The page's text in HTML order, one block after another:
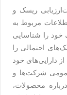
ارزیابی ریسک و
مربوط به
خود را شناسایی
احتمالی را
دارایی‌های خود
شرکت‌ها و
محصولات،